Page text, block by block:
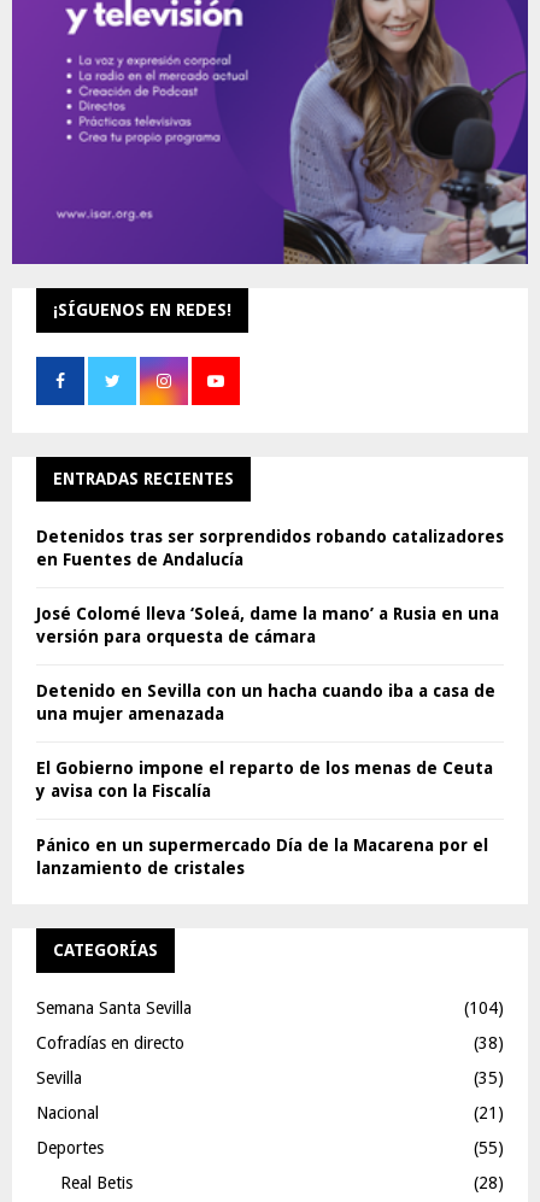
¡SÍGUENOS EN REDES!
ENTRADAS RECIENTES
Detenidos tras ser sorprendidos robando catalizadores
en Fuentes de Andalucía
José Colomé lleva ‘Soleá, dame la mano’ a Rusia en una
versión para orquesta de cámara
Detenido en Sevilla con un hacha cuando iba a casa de
una mujer amenazada
El Gobierno impone el reparto de los menas de Ceuta
y avisa con la Fiscalía
Pánico en un supermercado Día de la Macarena por el
lanzamiento de cristales
CATEGORÍAS
Semana Santa Sevilla
(104)
Cofradías en directo
(38)
Sevilla
(35)
Nacional
(21)
Deportes
(55)
Real Betis
(28)